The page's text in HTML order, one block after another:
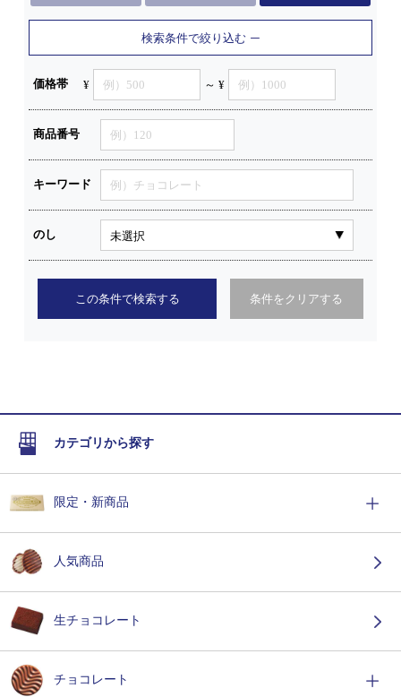
検索条件で絞り込む
価格帯 ¥ ～ ¥
商品番号
キーワード
のし
この条件で検索する 条件をクリアする
カテゴリから探す
限定・新商品
人気商品
生チョコレート
チョコレート